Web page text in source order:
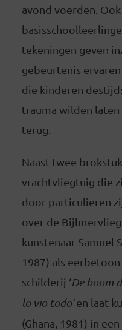
avond voerden.
tekeningen geven
gebeurtenis
die kinderen
trauma wilden
terug.
Naast twee
vrachtvliegtuig die
door particulieren
over de
kunstenaar Samuel
1987) als
schilderij ‘De boom
lo vio todo’en laat
(Ghana, 1981) in